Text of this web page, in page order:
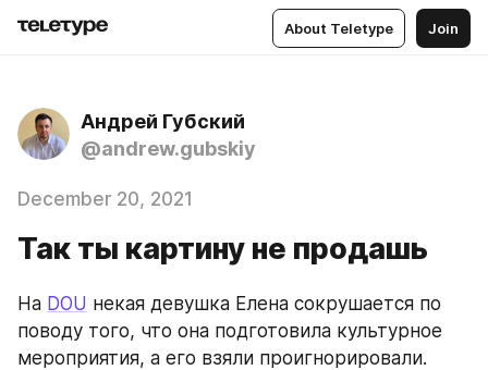
About Teletype Join
Андрей Губский
@andrew.gubskiy
December 20, 2021
Так ты картину не продашь
На DOU некая девушка Елена сокрушается по
поводу того, что она подготовила культурное
мероприятия, а его взяли проигнорировали.